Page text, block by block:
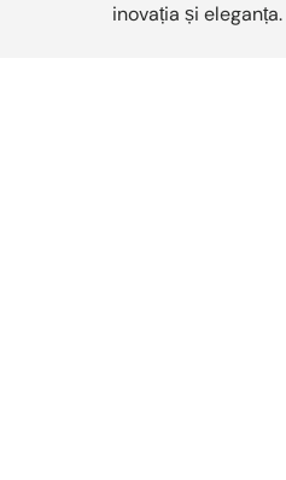
inovația și eleganța.